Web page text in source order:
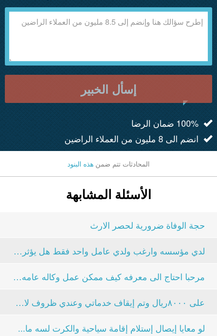
إسأل الخبير
100% ضمان الرضا
انضم الى 8 مليون من العملاء الراضين
المحادثات تتم ضمن هذه البنود
الأسئلة المشابهة
حجة الوفاة ضرورية لحصر الارث
لدي مؤسسه وارغب ولدي عامل واحد فقط هل يؤثر على شطب...
مرحبا احتاج الى معرفه كيف ممكن عمل وكاله عامه من...
على ٨٠٠٠ريال وتم إيقاف خدماتي وعندي ظروف لازم...
لو معايا إيصال إستلام إقامة سياحية والكرت لسه ما...